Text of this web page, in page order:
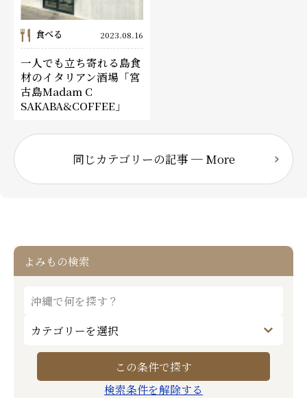
食べる 2023.08.16
一人でも立ち寄れる島食
材のイタリアン酒場「宮
古島Madam C
SAKABA&COFFEE」
同じカテゴリーの記事 ─ More
よみもの検索
検索条件を解除する